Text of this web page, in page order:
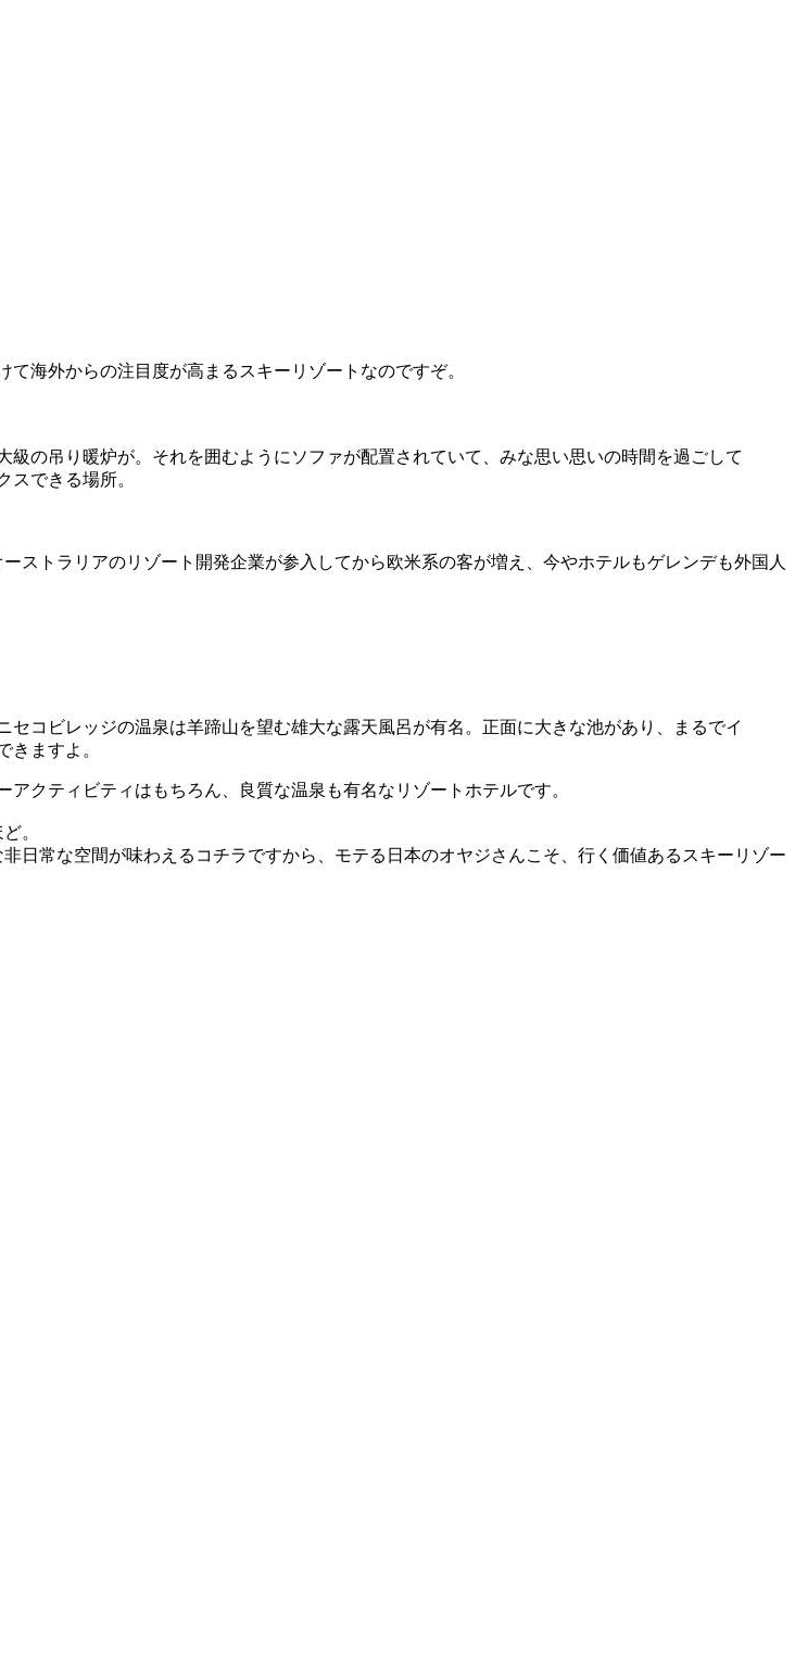
海外からの注目度が高まるスキーリゾートなのですぞ。
の吊り暖炉が。それを囲むようにソファが配置されていて、みな思い思いの時間を過ごして
できる場所。
ストラリアのリゾート開発企業が参入してから欧米系の客が増え、今やホテルもゲレンデも外国人
コビレッジの温泉は羊蹄山を望む雄大な露天風呂が有名。正面に大きな池があり、まるでイ
きますよ。
クティビティはもちろん、良質な温泉も有名なリゾートホテルです。
。
日常な空間が味わえるコチラですから、モテる日本のオヤジさんこそ、行く価値あるスキーリゾー